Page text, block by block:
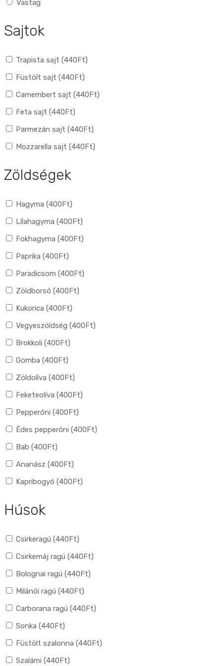
Vastag
Sajtok
Trapista sajt (440Ft)
Füstölt sajt (440Ft)
Camembert sajt (440Ft)
Feta sajt (440Ft)
Parmezán sajt (440Ft)
Mozzarella sajt (440Ft)
Zöldségek
Hagyma (400Ft)
Lilahagyma (400Ft)
Fokhagyma (400Ft)
Paprika (400Ft)
Paradicsom (400Ft)
Zöldborsó (400Ft)
Kukorica (400Ft)
Vegyeszöldség (400Ft)
Brokkoli (400Ft)
Gomba (400Ft)
Zöldolíva (400Ft)
Feketeolíva (400Ft)
Pepperóni (400Ft)
Édes pepperóni (400Ft)
Bab (400Ft)
Ananász (400Ft)
Kapribogyó (400Ft)
Húsok
Csirkeragú (440Ft)
Csirkemáj ragú (440Ft)
Bolognai ragú (440Ft)
Milánói ragú (440Ft)
Carborana ragú (440Ft)
Sonka (440Ft)
Füstölt szalonna (440Ft)
Szalámi (440Ft)